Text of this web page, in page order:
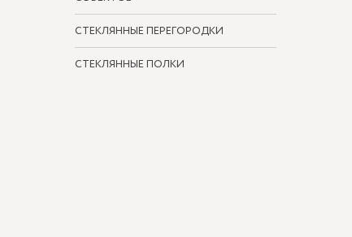
СТЕКЛЯННЫЕ ПЕРЕГОРОДКИ
СТЕКЛЯННЫЕ ПОЛКИ